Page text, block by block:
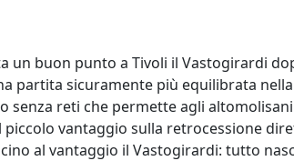
un buon punto a Tivoli il Vastogirardi
partita sicuramente più equilibrata
senza reti che permette agli
vantaggio sulla retrocessione
al vantaggio il Vastogirardi: tutto